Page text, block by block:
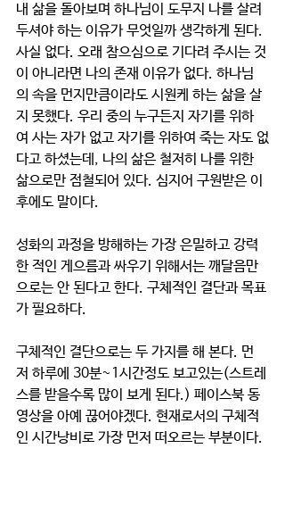
내 삶을 돌아보며 하나님이 도무지 나를 살려
두셔야 하는 이유가 무엇일까 생각하게 된다.
사실 없다. 오래 참으심으로 기다려 주시는 것
이 아니라면 나의 존재 이유가 없다. 하나님
의 속을 먼지만큼이라도 시원케 하는 삶을 살
지 못했다. 우리 중의 누구든지 자기를 위하
여 사는 자가 없고 자기를 위하여 죽는 자도 없
다고 하셨는데, 나의 삶은 철저히 나를 위한
삶으로만 점철되어 있다. 심지어 구원받은 이
후에도 말이다.
성화의 과정을 방해하는 가장 은밀하고 강력
한 적인 게으름과 싸우기 위해서는 깨달음만
으로는 안 된다고 한다. 구체적인 결단과 목표
가 필요하다.
구체적인 결단으로는 두 가지를 해 본다. 먼
저 하루에 30분~1시간정도 보고있는(스트레
스를 받을수록 많이 보게 된다.) 페이스북 동
영상을 아예 끊어야겠다. 현재로서의 구체적
인 시간낭비로 가장 먼저 떠오르는 부분이다.